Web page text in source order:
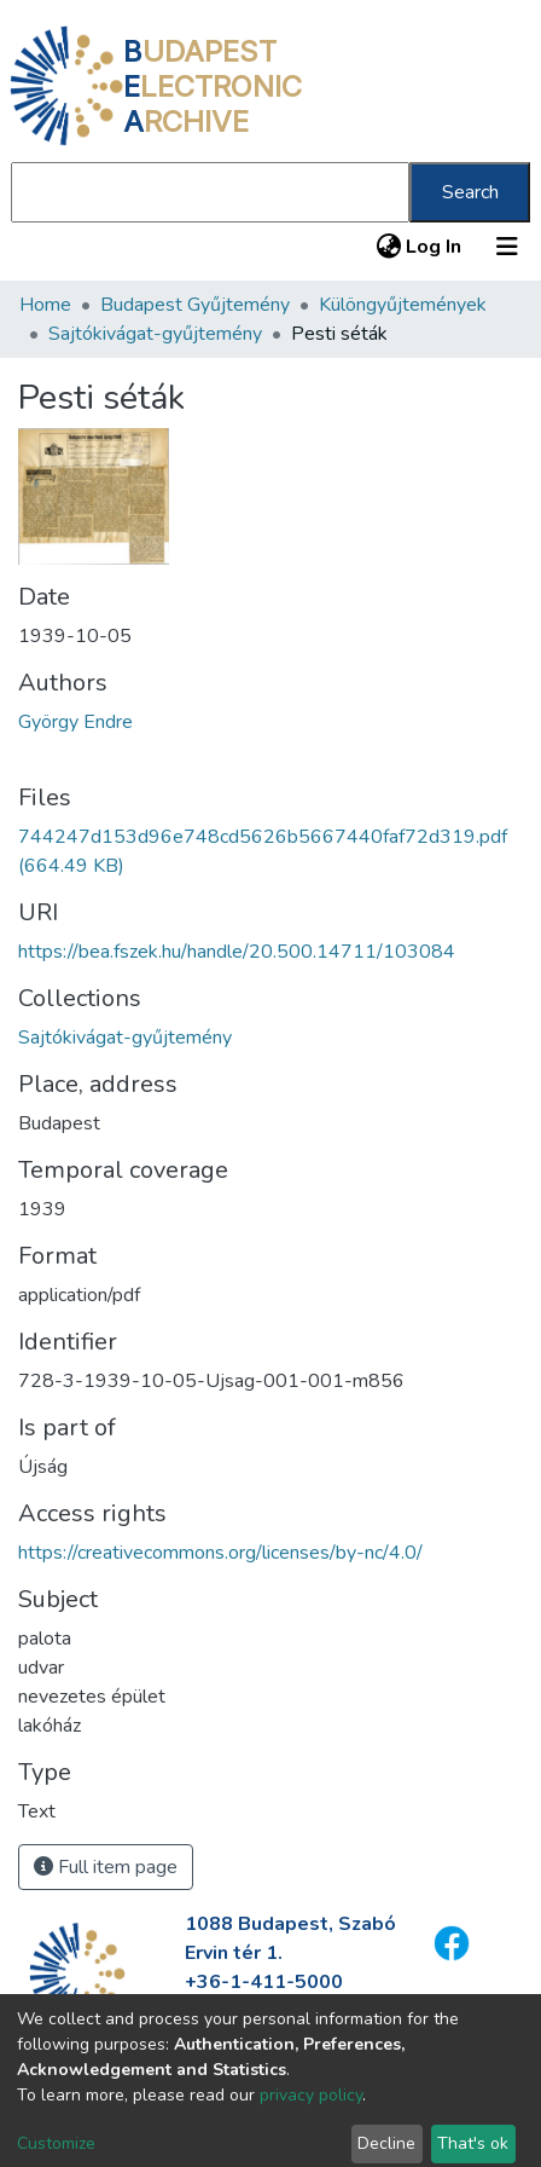
BUDAPEST
ELECTRONIC
ARCHIVE
Search
Log In (current)
Communities & Collections
Statistics
About us
Home Budapest Gyűjtemény
Különgyűjtemények
Sajtókivágat-gyűjtemény
Pesti séták
Pesti séták
Date
1939-10-05
Authors
György Endre
Files
744247d153d96e748cd5626b5667440faf72d319.pdf
(664.49 KB)
URI
https://bea.fszek.hu/handle/20.500.14711/103084
Collections
Sajtókivágat-gyűjtemény
Place, address
Budapest
Temporal coverage
1939
Format
application/pdf
Identifier
728-3-1939-10-05-Ujsag-001-001-m856
Is part of
Újság
Access rights
https://creativecommons.org/licenses/by-nc/4.0/
Subject
palota
udvar
nevezetes épület
lakóház
Type
Text
Full item page
1088 Budapest, Szabó
Ervin tér 1.
+36-1-411-5000
info@fszek.hu
https://fszek.hu
We collect and process your personal information for the
following purposes: Authentication, Preferences,
Acknowledgement and Statistics.
To learn more, please read our privacy policy.
Customize Decline That's ok